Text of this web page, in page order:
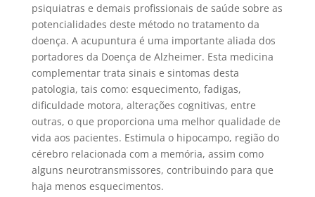
psiquiatras e demais profissionais de saúde sobre as
potencialidades deste método no tratamento da
doença. A acupuntura é uma importante aliada dos
portadores da Doença de Alzheimer. Esta medicina
complementar trata sinais e sintomas desta
patologia, tais como: esquecimento, fadigas,
dificuldade motora, alterações cognitivas, entre
outras, o que proporciona uma melhor qualidade de
vida aos pacientes. Estimula o hipocampo, região do
cérebro relacionada com a memória, assim como
alguns neurotransmissores, contribuindo para que
haja menos esquecimentos.